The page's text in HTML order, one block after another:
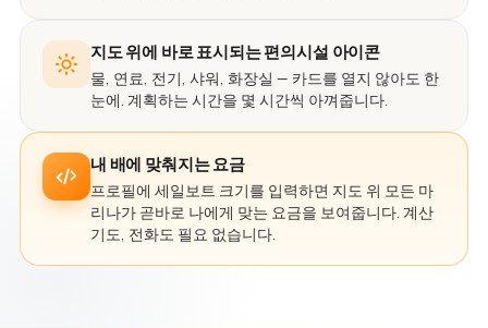
지도 위에 바로 표시되는 편의시설 아이콘
물, 연료, 전기, 샤워, 화장실 — 카드를 열지 않아도 한
눈에. 계획하는 시간을 몇 시간씩 아껴줍니다.
내 배에 맞춰지는 요금
프로필에 세일보트 크기를 입력하면 지도 위 모든 마
리나가 곧바로 나에게 맞는 요금을 보여줍니다. 계산
기도, 전화도 필요 없습니다.